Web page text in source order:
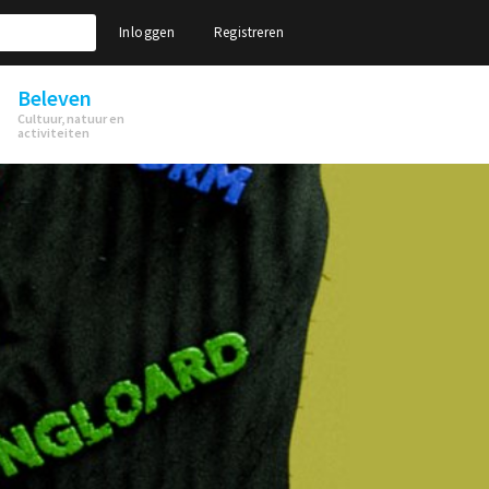
Inloggen Registreren
Beleven
Cultuur, natuur en
activiteiten